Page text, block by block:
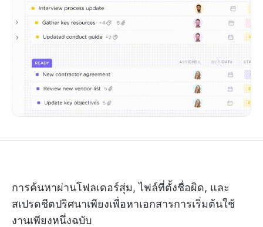
การค้นหาผ่านโฟลเดอร์สุ่ม, ไฟล์ที่ตั้งชื่อผิด, และ
สเปรดชีตปริศนาเพียงเพื่อหาเอกสารการเริ่มต้นใช้
งานเพียงหนึ่งฉบับ